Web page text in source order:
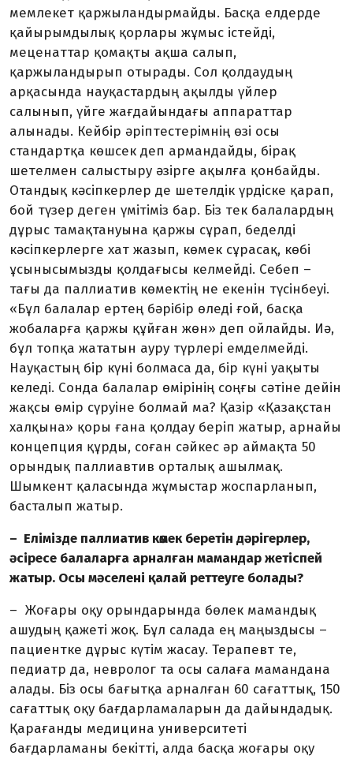
мемлекет қаржыландырмайды. Басқа елдерде
қайырымдылық қорлары жұмыс істейді,
меценаттар қомақты ақша салып,
қаржыландырып отырады. Сол қолдаудың
арқасында науқастардың ақылды үйлер
салынып, үйге жағдайындағы аппараттар
алынады. Кейбір әріптестерімнің өзі осы
стандартқа көшсек деп армандайды, бірақ
шетелмен салыстыру әзірге ақылға қонбайды.
Отандық кәсіпкерлер де шетелдік үрдіске қарап,
бой түзер деген үмітіміз бар. Біз тек балалардың
дұрыс тамақтануына қаржы сұрап, беделді
кәсіпкерлерге хат жазып, көмек сұрасақ, көбі
ұсынысымызды қолдағысы келмейді. Себеп –
тағы да паллиатив көмектің не екенін түсінбеуі.
«Бұл балалар ертең бәрібір өледі ғой, басқа
жобаларға қаржы құйған жөн» деп ойлайды. Иә,
бұл топқа жататын ауру түрлері емделмейді.
Науқастың бір күні болмаса да, бір күні уақыты
келеді. Сонда балалар өмірінің соңғы сәтіне дейін
жақсы өмір сүруіне болмай ма? Қазір «Қазақстан
халқына» қоры ғана қолдау беріп жатыр, арнайы
концепция құрды, соған сәйкес әр аймақта 50
орындық паллиавтив орталық ашылмақ.
Шымкент қаласында жұмыстар жоспарланып,
басталып жатыр.
– Елімізде паллиатив көмек беретін дәрігерлер,
әсіресе балаларға арналған мамандар жетіспей
жатыр. Осы мәселені қалай реттеуге болады?
– Жоғары оқу орындарында бөлек мамандық
ашудың қажеті жоқ. Бұл салада ең маңыздысы –
пациентке дұрыс күтім жасау. Терапевт те,
педиатр да, невролог та осы салаға мамандана
алады. Біз осы бағытқа арналған 60 сағаттық, 150
сағаттық оқу бағдарламаларын да дайындадық.
Қарағанды медицина университеті
бағдарламаны бекітті, алда басқа жоғары оқу